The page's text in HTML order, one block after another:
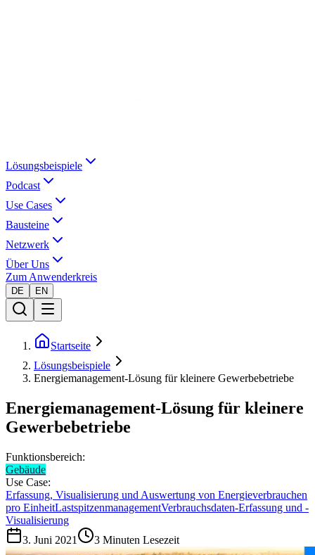
Lösungsbeispiele
Podcast
Use Cases
Bausteine
Netzwerk
Über Uns
Zum Anwenderkreis
DE EN
Startseite
Lösungsbeispiele
Energiemanagement-Lösung für kleinere Gewerbebetriebe
Energiemanagement-Lösung für kleinere
Gewerbebetriebe
Funktionsbereich:
Gebäude
Use Case:
Erfassung, Visualisierung und Auswertung von Energieverbrauchen
pro EinheitLastspitzenmanagementVerbrauchsdaten-Erfassung und -
Visualisierung
3. Juni 2021
3 Minuten Lesezeit